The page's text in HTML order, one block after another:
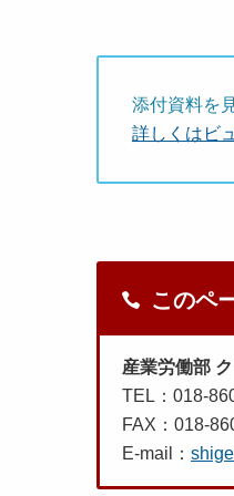
添付資料を
詳しくはビ
このペ
産業労働部
TEL：018-
FAX：018-
E-mail：